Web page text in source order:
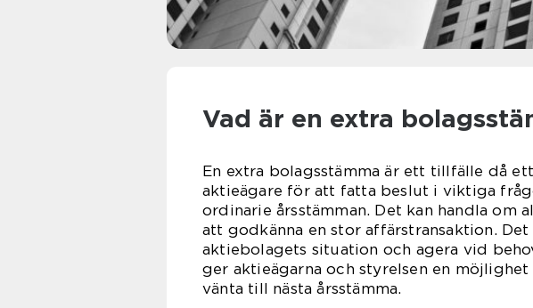
Vad är en extra
En extra bolagsstämma är ett tillfälle då
aktieägare för att fatta beslut i viktiga
ordinarie årsstämman. Det kan handla om
att godkänna en stor affärstransaktion.
aktiebolagets situation och agera vid
ger aktieägarna och styrelsen en
vänta till nästa årsstämma.